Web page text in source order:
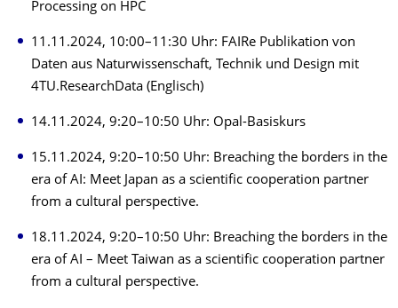
Processing on HPC
11.11.2024, 10:00–11:30 Uhr: FAIRe Publikation von
Daten aus Naturwissenschaft, Technik und Design mit
4TU.ResearchData (Englisch)
14.11.2024, 9:20–10:50 Uhr: Opal-Basiskurs
15.11.2024, 9:20–10:50 Uhr: Breaching the borders in the
era of AI: Meet Japan as a scientific cooperation partner
from a cultural perspective.
18.11.2024, 9:20–10:50 Uhr: Breaching the borders in the
era of AI – Meet Taiwan as a scientific cooperation partner
from a cultural perspective.